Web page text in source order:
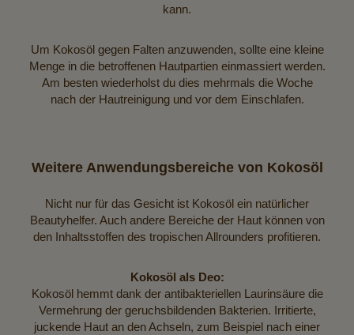
kann.
Um Kokosöl gegen Falten anzuwenden, sollte eine kleine
Menge in die betroffenen Hautpartien einmassiert werden.
Am besten wiederholst du dies mehrmals die Woche
nach der Hautreinigung und vor dem Einschlafen.
Weitere Anwendungsbereiche von Kokosöl
Nicht nur für das Gesicht ist Kokosöl ein natürlicher
Beautyhelfer. Auch andere Bereiche der Haut können von
den Inhaltsstoffen des tropischen Allrounders profitieren.
Kokosöl als Deo:
Kokosöl hemmt dank der antibakteriellen Laurinsäure die
Vermehrung der geruchsbildenden Bakterien. Irritierte,
juckende Haut an den Achseln, zum Beispiel nach einer